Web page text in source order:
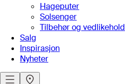
Hageputer
Solsenger
Tilbehør og vedlikehold
Salg
Inspirasjon
Nyheter